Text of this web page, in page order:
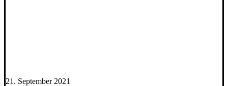
21. September 2021